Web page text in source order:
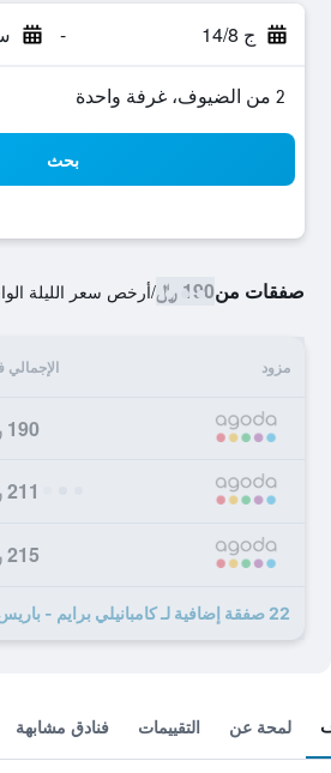
ج 14/8 - س
2 من الضيوف، غرفة واحدة
بحث
صفقات من190 ﷼ /أرخص سعر الليلة
مزود الإجمالي
190 ﷼
211 ﷼
215 ﷼
22 صفقة إضافية لـ كامبانيلي برايم - باريس بوبيني
لمحة عن التقييمات فنادق مشابهة